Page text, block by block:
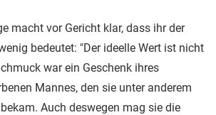
macht vor Gericht klar, dass ihr der
bedeutet: "Der ideelle Wert ist nicht
war ein Geschenk ihres
Mannes, den sie unter anderem
Auch deswegen mag sie die